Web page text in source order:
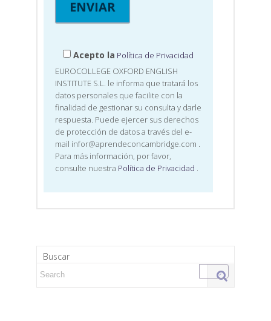
Acepto la Política de Privacidad
EUROCOLLEGE OXFORD ENGLISH
INSTITUTE S.L. le informa que tratará los
datos personales que facilite con la
finalidad de gestionar su consulta y darle
respuesta. Puede ejercer sus derechos
de protección de datos a través del e-
mail infor@aprendeconcambridge.com
Para más información, por favor,
consulte nuestra Política de Privacidad
Buscar
Search for: